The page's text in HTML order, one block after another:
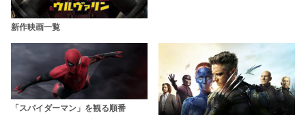
新作映画一覧
「スパイダーマン」を観る順番